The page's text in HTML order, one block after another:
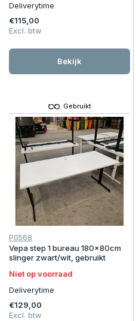
Deliverytime
€115,00
Excl. btw
Bekijk
Gebruikt
P0568
Vepa step 1 bureau 180x80cm
slinger zwart/wit, gebruikt
Niet op voorraad
Deliverytime
€129,00
Excl. btw